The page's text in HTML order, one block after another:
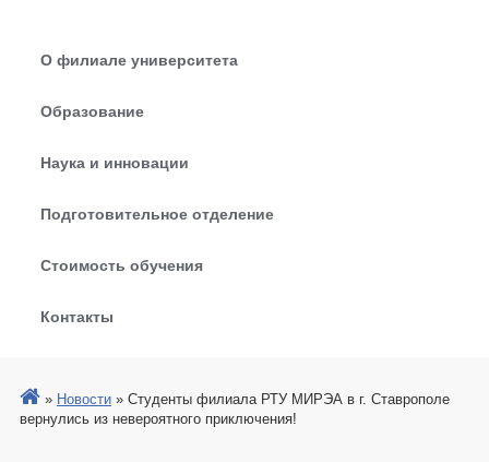
О филиале университета
Образование
Наука и инновации
Подготовительное отделение
Стоимость обучения
Контакты
» Новости » Студенты филиала РТУ МИРЭА в г. Ставрополе
вернулись из невероятного приключения!